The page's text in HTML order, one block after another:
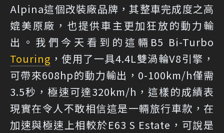
Alpina這個改裝廠品牌，其整車完成度之高
媲美原廠，也提供車主更加狂放的動力輸
出。我們今天看到的這輛B5 Bi-Turbo
Touring ，使用了一具4.4L雙渦輪V8引擎，
可帶來608hp的動力輸出，0-100km/h僅需
3.5秒，極速可達320km/h，這樣的成績表
現實在令人不敢相信這是一輛旅行車款，在
加速與極速上相較於E63 S Estate，可說是